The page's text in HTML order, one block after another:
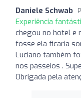
Daniele Schwab
Experiência
chegou no hotel e
fosse ela ficaria
Luciano também
nos passeios .
Obrigada pela